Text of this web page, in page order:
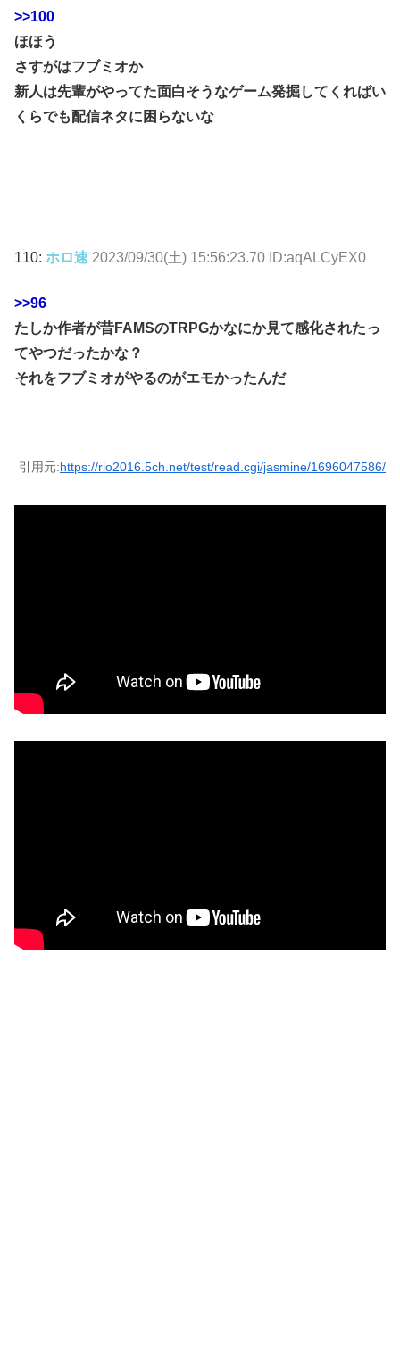
>>100
ほほう
さすがはフブミオか
新人は先輩がやってた面白そうなゲーム発掘してくればい
くらでも配信ネタに困らないな
110: ホロ速 2023/09/30(土) 15:56:23.70 ID:aqALCyEX0
>>96
たしか作者が昔FAMSのTRPGかなにか見て感化されたっ
てやつだったかな？
それをフブミオがやるのがエモかったんだ
引用元:https://rio2016.5ch.net/test/read.cgi/jasmine/1696047586/